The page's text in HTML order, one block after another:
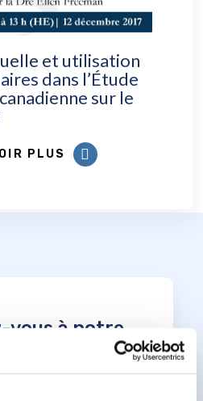
et utilisation
dans l’Étude
sur le
PLUS
vous à notre